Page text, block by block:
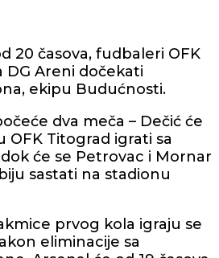
20 časova, fudbaleri OFK
DG Areni dočekati
ekipu Budućnosti.
dva meča – Dečić će
OFK Titograd igrati sa
će se Petrovac i Mornar
sastati na stadionu
prvog kola igraju se
eliminacije sa